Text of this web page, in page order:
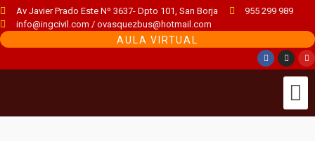
Av Javier Prado Este Nº 3637- Dpto 101, San Borja
955 299 989
info@ingcivil.com / ovasquezbus@hotmail.com
AULA VIRTUAL